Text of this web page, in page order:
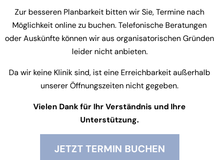
Frostschutz und Streusalz: Streusalz
wird meist mit Ethylenglykol versetzt. Das
kann zu einem tödlichen akuten
Nierenversagen führen
Einfach teilen
Zur besseren Planbarkeit bitten wir Sie, Termine nach
Möglichkeit online zu buchen. Telefonische Beratungen
oder Auskünfte können wir aus organisatorischen Gründen
leider nicht anbieten.
Da wir keine Klinik sind, ist eine Erreichbarkeit außerhalb
unserer Öffnungszeiten nicht gegeben.
Vielen Dank für Ihr Verständnis und Ihre
Unterstützung.
JETZT TERMIN BUCHEN